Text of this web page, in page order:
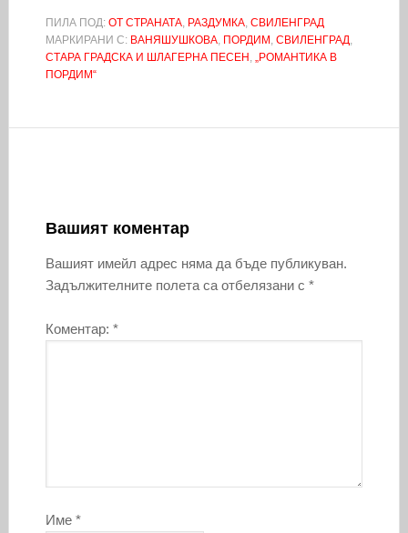
ПИЛА ПОД: ОТ СТРАНАТА, РАЗДУМКА, СВИЛЕНГРАД
МАРКИРАНИ С: ВАНЯШУШКОВА, ПОРДИМ, СВИЛЕНГРАД,
СТАРА ГРАДСКА И ШЛАГЕРНА ПЕСЕН, „РОМАНТИКА В
ПОРДИМ“
Вашият коментар
Вашият имейл адрес няма да бъде публикуван.
Задължителните полета са отбелязани с *
Коментар: *
Име *